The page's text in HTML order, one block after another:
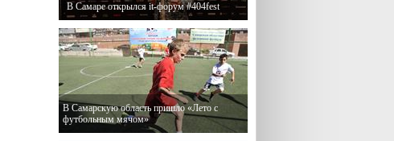
В Самаре открылся it-форум #404fest
В Самарскую область пришло «Лето с
футбольным мячом»